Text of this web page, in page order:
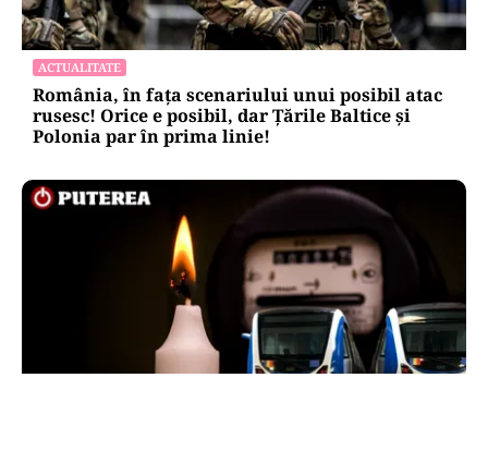
ACTUALITATE
România, în fața scenariului unui posibil atac
rusesc! Orice e posibil, dar Țările Baltice și
Polonia par în prima linie!